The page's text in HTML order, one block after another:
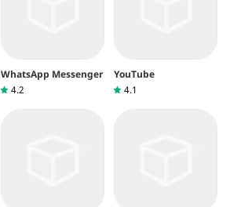
WhatsApp Messenger
4.2
YouTube
4.1